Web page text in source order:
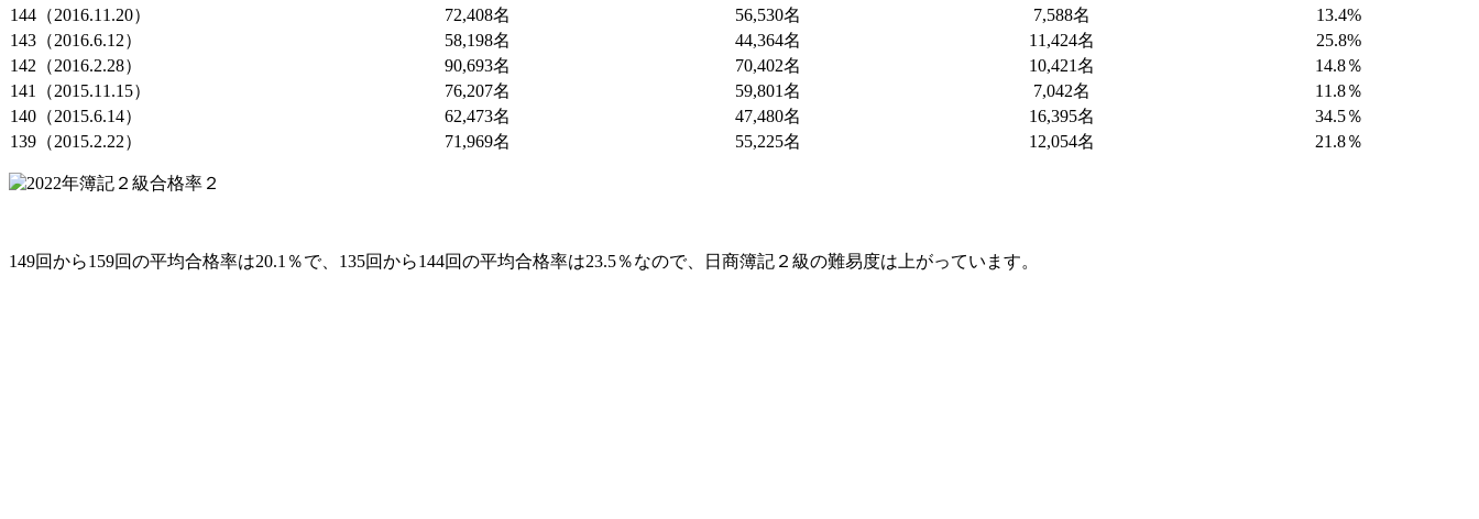
144（2016.11.20）
72,408名 56,530名 7,588名
13.4%
143（2016.6.12）
58,198名 44,364名 11,424名
25.8%
142（2016.2.28）
90,693名 70,402名 10,421名
14.8％
141（2015.11.15）
76,207名 59,801名 7,042名
11.8％
140（2015.6.14）
62,473名 47,480名 16,395名
34.5％
139（2015.2.22）
71,969名 55,225名 12,054名 21.8％
149回から159回の平均合格率は20.1％で、135回から144回の平均合格率は23.5％なので、日商簿記２級の難易度は上がっています。